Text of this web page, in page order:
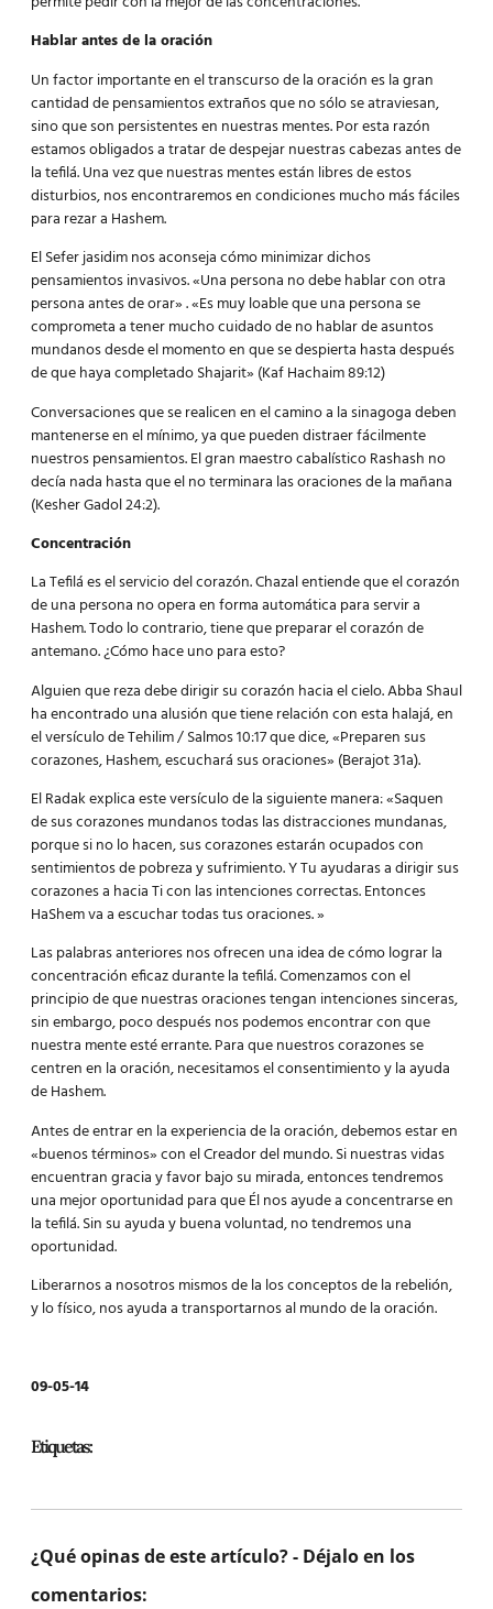
Hablar antes de la oración
Un factor importante en el transcurso de la oración es la gran
cantidad de pensamientos extraños que no sólo se atraviesan,
sino que son persistentes en nuestras mentes. Por esta razón
estamos obligados a tratar de despejar nuestras cabezas antes de
la tefilá. Una vez que nuestras mentes están libres de estos
disturbios, nos encontraremos en condiciones mucho más fáciles
para rezar a Hashem.
El Sefer jasidim nos aconseja cómo minimizar dichos
pensamientos invasivos. «Una persona no debe hablar con otra
persona antes de orar» . «Es muy loable que una persona se
comprometa a tener mucho cuidado de no hablar de asuntos
mundanos desde el momento en que se despierta hasta después
de que haya completado Shajarit» (Kaf Hachaim 89:12)
Conversaciones que se realicen en el camino a la sinagoga deben
mantenerse en el mínimo, ya que pueden distraer fácilmente
nuestros pensamientos. El gran maestro cabalístico Rashash no
decía nada hasta que el no terminara las oraciones de la mañana
(Kesher Gadol 24:2).
Concentración
LaTefiláes el servicio del corazón. Chazal entiende que el corazón
de una persona no opera en forma automática para servir a
Hashem. Todo lo contrario, tiene que preparar el corazón de
antemano. ¿Cómo hace uno para esto?
Alguien que reza debe dirigir su corazón hacia el cielo. Abba Shaul
ha encontrado una alusión que tiene relación con esta halajá, en
el versículo de Tehilim / Salmos 10:17 que dice, «Preparen sus
corazones, Hashem, escuchará sus oraciones» (Berajot 31a).
El Radak explica este versículo de la siguiente manera: «Saquen
de sus corazones mundanos todas las distracciones mundanas,
porque si no lo hacen, sus corazones estarán ocupados con
sentimientos de pobreza y sufrimiento. Y Tu ayudaras a dirigir sus
corazones a hacia Ti con las intenciones correctas. Entonces
HaShem va a escuchar todas tus oraciones. »
Las palabras anteriores nos ofrecen una idea de cómo lograr la
concentración eficaz durante la tefilá. Comenzamos con el
principio de que nuestras oraciones tengan intenciones sinceras,
sin embargo, poco después nos podemos encontrar con que
nuestra mente esté errante. Para que nuestros corazones se
centren en la oración, necesitamos el consentimiento y la ayuda
de Hashem.
Antes de entrar en la experiencia de la oración, debemos estar en
«buenos términos» con el Creador del mundo. Si nuestras vidas
encuentran gracia y favor bajo su mirada, entonces tendremos
una mejor oportunidad para que Él nos ayude a concentrarse en
la tefilá. Sin su ayuda y buena voluntad, no tendremos una
oportunidad.
Liberarnos a nosotros mismos de la los conceptos de la rebelión,
y lo físico, nos ayuda a transportarnos al mundo de la oración.
09-05-14
Etiquetas:
¿Qué opinas de este artículo? - Déjalo en los
comentarios: